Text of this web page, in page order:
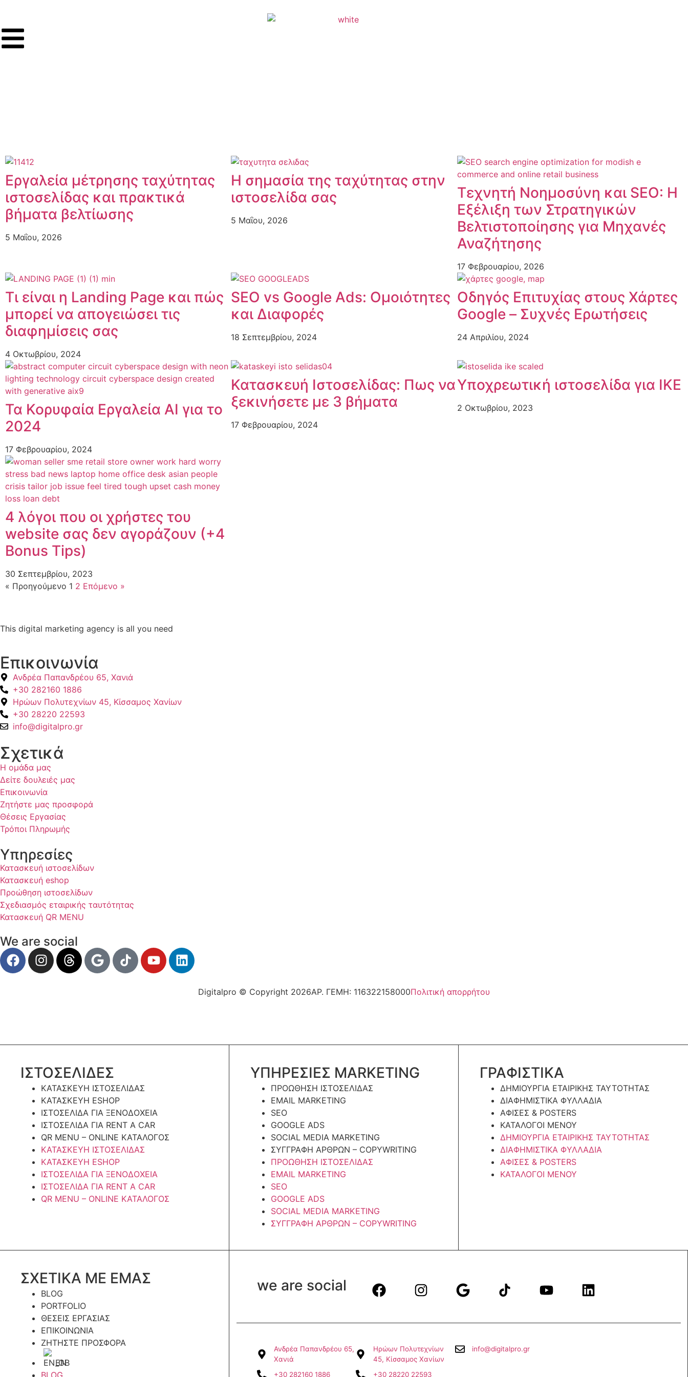
Εργαλεία μέτρησης ταχύτητας
ιστοσελίδας και πρακτικά
βήματα βελτίωσης
5 Μαΐου, 2026
Η σημασία της ταχύτητας στην
ιστοσελίδα σας
5 Μαΐου, 2026
Τεχνητή Νοημοσύνη και SEO: Η
Εξέλιξη των Στρατηγικών
Βελτιστοποίησης για Μηχανές
Αναζήτησης
17 Φεβρουαρίου, 2026
Τι είναι η Landing Page και πώς
μπορεί να απογειώσει τις
διαφημίσεις σας
4 Οκτωβρίου, 2024
SEO vs Google Ads: Ομοιότητες
και Διαφορές
18 Σεπτεμβρίου, 2024
Οδηγός Επιτυχίας στους Χάρτες
Google – Συχνές Ερωτήσεις
24 Απριλίου, 2024
Τα Κορυφαία Εργαλεία AI για το
2024
17 Φεβρουαρίου, 2024
Κατασκευή Ιστοσελίδας: Πως να
ξεκινήσετε με 3 βήματα
17 Φεβρουαρίου, 2024
Υποχρεωτική ιστοσελίδα για ΙΚΕ
2 Οκτωβρίου, 2023
4 λόγοι που οι χρήστες του
website σας δεν αγοράζουν (+4
Bonus Tips)
30 Σεπτεμβρίου, 2023
« Προηγούμενο 1 2 Επόμενο »
This digital marketing agency is all you need
Επικοινωνία
Ανδρέα Παπανδρέου 65, Χανιά
+30 282160 1886
Ηρώων Πολυτεχνίων 45, Κίσσαμος Χανίων
+30 28220 22593
info@digitalpro.gr
Σχετικά
Η ομάδα μας
Δείτε δουλειές μας
Επικοινωνία
Ζητήστε μας προσφορά
Θέσεις Εργασίας
Τρόποι Πληρωμής
Υπηρεσίες
Κατασκευή ιστοσελίδων
Κατασκευή eshop
Προώθηση ιστοσελίδων
Σχεδιασμός εταιρικής ταυτότητας
Κατασκευή QR MENU
We are social
Digitalpro © Copyright 2026ΑΡ. ΓΕΜΗ: 116322158000Πολιτική απορρήτου
ΙΣΤΟΣΕΛΙΔΕΣ
ΚΑΤΑΣΚΕΥΗ ΙΣΤΟΣΕΛΙΔΑΣ
ΚΑΤΑΣΚΕΥΗ ESHOP
ΙΣΤΟΣΕΛΙΔΑ ΓΙΑ ΞΕΝΟΔΟΧΕΙΑ
ΙΣΤΟΣΕΛΙΔΑ ΓΙΑ RENT A CAR
QR MENU – ONLINE ΚΑΤΑΛΟΓΟΣ
ΚΑΤΑΣΚΕΥΗ ΙΣΤΟΣΕΛΙΔΑΣ
ΚΑΤΑΣΚΕΥΗ ESHOP
ΙΣΤΟΣΕΛΙΔΑ ΓΙΑ ΞΕΝΟΔΟΧΕΙΑ
ΙΣΤΟΣΕΛΙΔΑ ΓΙΑ RENT A CAR
QR MENU – ONLINE ΚΑΤΑΛΟΓΟΣ
ΥΠΗΡΕΣΙΕΣ MARKETING
ΠΡΟΩΘΗΣΗ ΙΣΤΟΣΕΛΙΔΑΣ
EMAIL MARKETING
SEO
GOOGLE ADS
SOCIAL MEDIA MARKETING
ΣΥΓΓΡΑΦΗ ΑΡΘΡΩΝ – COPYWRITING
ΠΡΟΩΘΗΣΗ ΙΣΤΟΣΕΛΙΔΑΣ
EMAIL MARKETING
SEO
GOOGLE ADS
SOCIAL MEDIA MARKETING
ΣΥΓΓΡΑΦΗ ΑΡΘΡΩΝ – COPYWRITING
ΓΡΑΦΙΣΤΙΚΑ
ΔΗΜΙΟΥΡΓΙΑ ΕΤΑΙΡΙΚΗΣ ΤΑΥΤΟΤΗΤΑΣ
ΔΙΑΦΗΜΙΣΤΙΚΑ ΦΥΛΛΑΔΙΑ
ΑΦΙΣΕΣ & POSTERS
ΚΑΤΑΛΟΓΟΙ ΜΕΝΟΥ
ΔΗΜΙΟΥΡΓΙΑ ΕΤΑΙΡΙΚΗΣ ΤΑΥΤΟΤΗΤΑΣ
ΔΙΑΦΗΜΙΣΤΙΚΑ ΦΥΛΛΑΔΙΑ
ΑΦΙΣΕΣ & POSTERS
ΚΑΤΑΛΟΓΟΙ ΜΕΝΟΥ
ΣΧΕΤΙΚΑ ΜΕ ΕΜΑΣ
BLOG
PORTFOLIO
ΘΈΣΕΙΣ ΕΡΓΑΣΊΑΣ
ΕΠΙΚΟΙΝΩΝΊΑ
ΖΗΤΉΣΤΕ ΠΡΟΣΦΟΡΆ
EN
BLOG
we are social
Ανδρέα Παπανδρέου 65,
Χανιά
+30 282160 1886
Ηρώων Πολυτεχνίων
45, Κίσσαμος Χανίων
+30 28220 22593
info@digitalpro.gr